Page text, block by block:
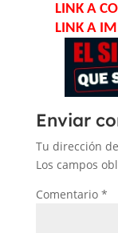
LINK A
LINK A
Enviar
Tu dirección
Los campos
Comentario *